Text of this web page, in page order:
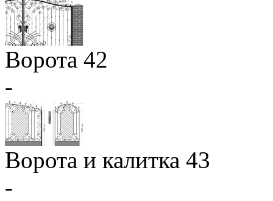
Ворота 42
-
Ворота и калитка 43
-